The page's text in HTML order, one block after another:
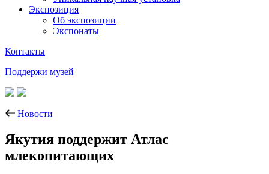
Экспозиция
Об экспозиции
Экспонаты
Контакты
Поддержи музей
Новости
Якутия поддержит Атлас
млекопитающих